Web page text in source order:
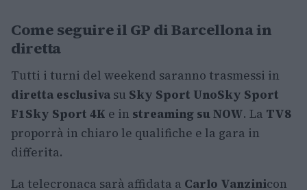
Come seguire il GP di Barcellona in
diretta
Tutti i turni del weekend saranno trasmessi in
diretta esclusiva su Sky Sport UnoSky Sport
F1Sky Sport 4K e in streaming su NOW. La TV8
proporrà in chiaro le qualifiche e la gara in
differita.
La telecronaca sarà affidata a Carlo Vanzinicon